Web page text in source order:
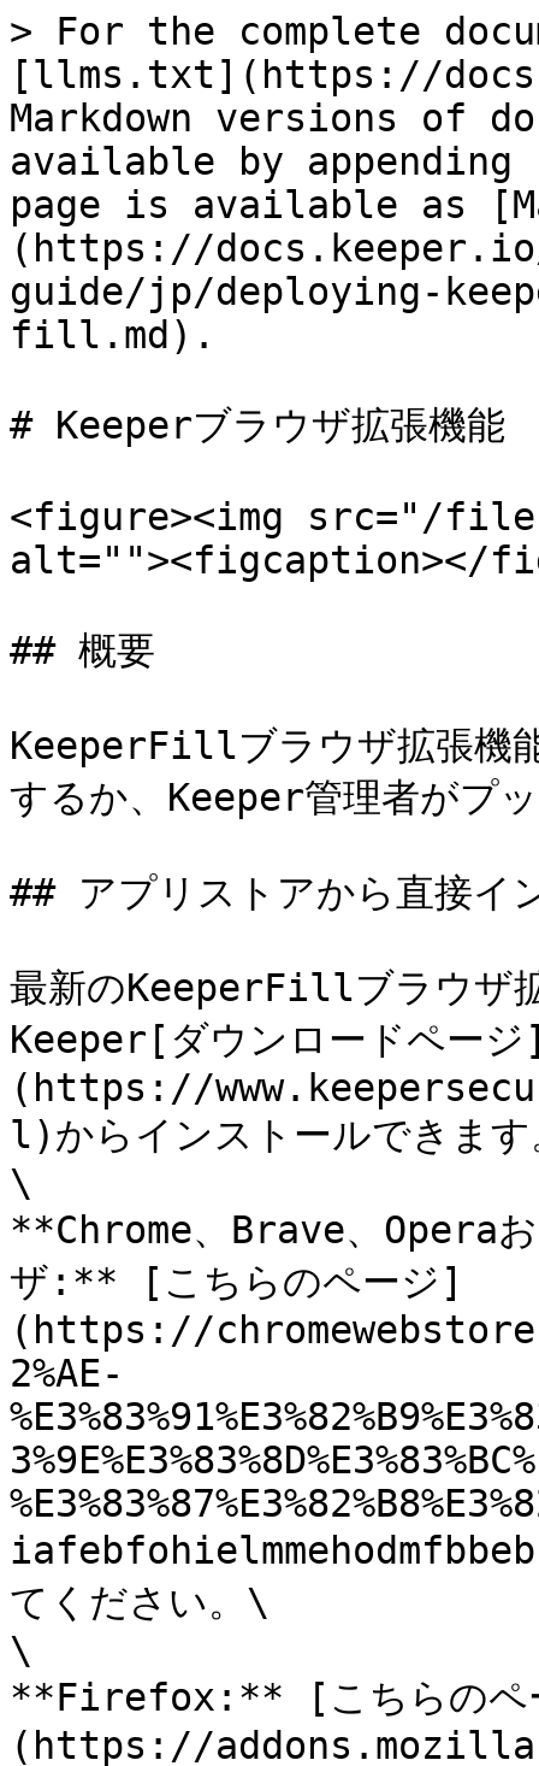
> For the complete
[llms.txt](https://
Markdown versions of
available by
page is available as
(https://
guide/jp/deploying-
fill.md).
# Keeperブラウザ拡張機能
<figure><img src="/
alt=""><figcaption></
## 概要
KeeperFillブラウザ拡張機
するか、Keeper管理者がプ
## アプリストアから直接イ
最新のKeeperFillブラウザ
Keeper[ダウンロードペー
(https://
l)からインストールできま
\
**Chrome、Brave、Opera
ザ:** [こちらのページ]
(https://
2%AE-
てください。\
\
**Firefox:** [こちらのペ
(https://